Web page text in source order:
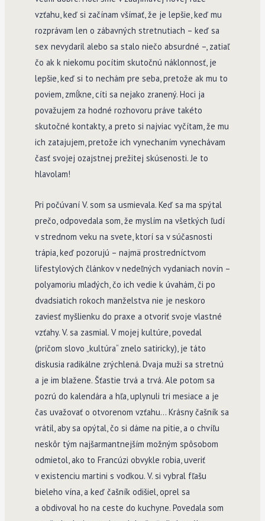
vzťahu, keď si začínam všímať, že je lepšie, keď mu
rozprávam len o zábavných stretnutiach – keď sa
sex nevydaril alebo sa stalo niečo absurdné –, zatiaľ
čo ak k niekomu pocítim skutočnú náklonnosť, je
lepšie, keď si to nechám pre seba, pretože ak mu to
poviem, zmĺkne, cíti sa nejako zranený. Hoci ja
považujem za hodné rozhovoru práve takéto
skutočné kontakty, a preto si najviac vyčítam, že mu
ich zatajujem, pretože ich vynechaním vynechávam
časť svojej ozajstnej prežitej skúsenosti. Je to
hlavolam!
Pri počúvaní V. som sa usmievala. Keď sa ma spýtal
prečo, odpovedala som, že myslím na všetkých ľudí
v strednom veku na svete, ktorí sa v súčasnosti
trápia, keď pozorujú – najmä prostredníctvom
lifestylových článkov v nedeľných vydaniach novín –
polyamoriu mladých, čo ich vedie k úvahám, či po
dvadsiatich rokoch manželstva nie je neskoro
zaviesť myšlienku do praxe a otvoriť svoje vlastné
vzťahy. V. sa zasmial. V mojej kultúre, povedal
(pričom slovo „kultúra“ znelo satiricky), je táto
diskusia radikálne zrýchlená. Dvaja muži sa stretnú
a je im blažene. Šťastie trvá a trvá. Ale potom sa
pozrú do kalendára a hľa, uplynuli tri mesiace a je
čas uvažovať o otvorenom vzťahu… Krásny čašník sa
vrátil, aby sa opýtal, čo si dáme na pitie, a o chvíľu
neskôr tým najšarmantnejším možným spôsobom
odmietol, ako to Francúzi obvykle robia, uveriť
v existenciu martini s vodkou. V. si vybral fľašu
bieleho vína, a keď čašník odišiel, oprel sa
a obdivoval ho na ceste do kuchyne. Povedala som